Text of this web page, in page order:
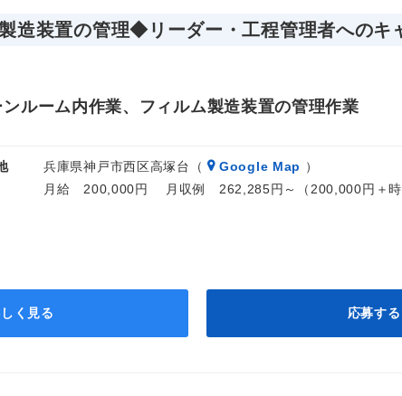
造装置の管理◆リーダー・工程管理者へのキ
ンルーム内作業、フィルム製造装置の管理作業
兵庫県神戸市西区高塚台（ Google Map ）
月給 200,000円 月収例 262,285円～（200,000円＋時
く見る 応募する